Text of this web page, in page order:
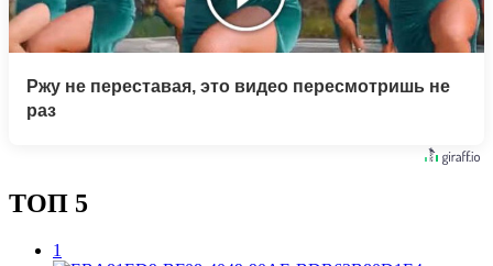
Ржу не переставая, это видео пересмотришь не
раз
ТОП 5
1